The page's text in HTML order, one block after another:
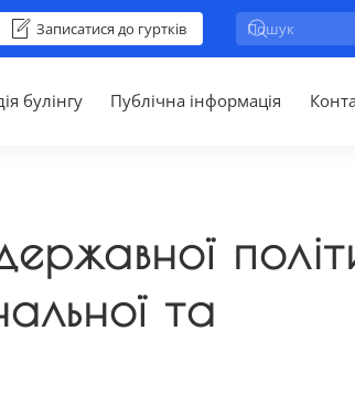
Записатися до гуртків
булінгу Публічна інформація
та